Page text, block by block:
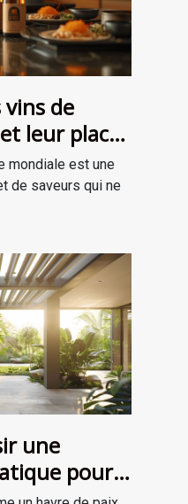
de
leur place
mondiale est une
de saveurs qui ne
une
pour